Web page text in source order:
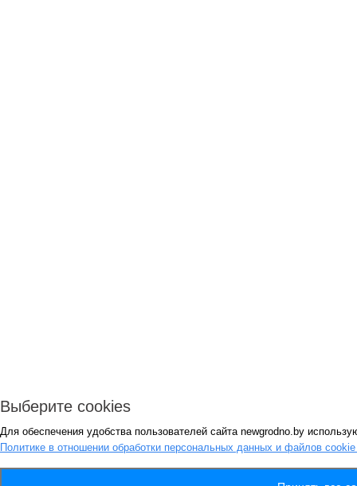
Выберите cookies
Для обеспечения удобства пользователей сайта newgrodno.by
Политике в отношении обработки персональных данных и файлов